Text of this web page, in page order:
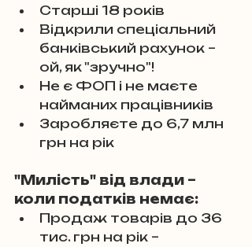
Старші 18 років
Відкрили спеціальний
банківський рахунок –
ой, як "зручно"!
Не є ФОП і не маєте
найманих працівників
Заробляєте до 6,7 млн
грн на рік
"Милість" від влади –
коли податків немає:
Продаж товарів до 36
тис. грн на рік –